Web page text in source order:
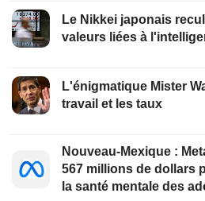
Le Nikkei japonais
valeurs liées à
L'énigmatique Mister
travail et les taux
Nouveau-Mexique :
567 millions de dollars
la santé mentale des